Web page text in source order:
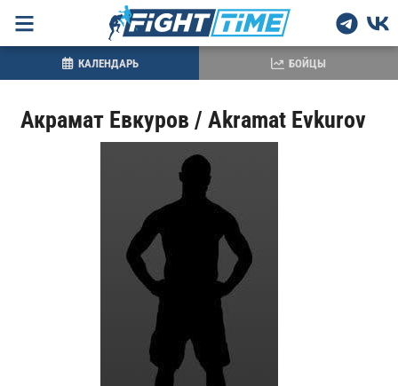
Акрамат Евкуров / Akramat Evkurov
КАЛЕНДАРЬ БОЙЦЫ